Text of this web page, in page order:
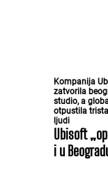
Kompanija
zatvorila
studio, a
otpustila
ljudi
Ubisoft
i u